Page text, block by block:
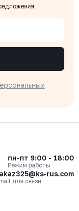
пн-пт 9:00 - 18:00
Режим работы
rus.com
для связи